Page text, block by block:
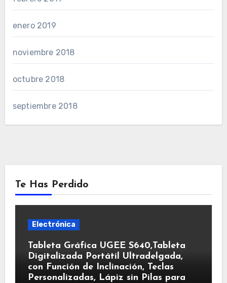
enero 2019
noviembre 2018
octubre 2018
septiembre 2018
Te Has Perdido
Electrónica
Tableta Gráfica UGEE S640,Tableta
Digitalizada Portátil Ultradelgada,
con Función de Inclinación, Teclas
Personalizadas, Lápiz sin Pilas para